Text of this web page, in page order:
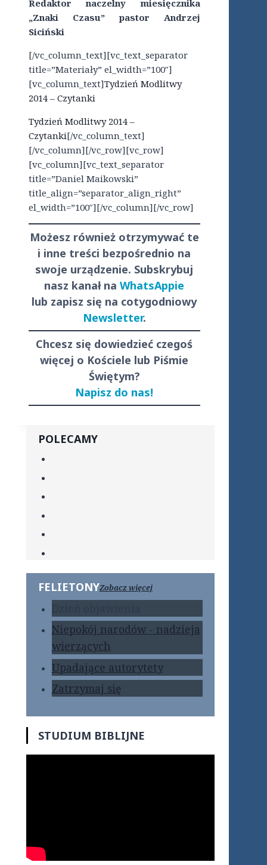
Redaktor naczelny miesięcznika
„Znaki Czasu” pastor Andrzej
Siciński
[/vc_column_text][vc_text_separator
title=”Materiały” el_width=”100″]
[vc_column_text]Tydzień Modlitwy
2014 – Czytanki
Tydzień Modlitwy 2014 –
Czytanki[/vc_column_text]
[/vc_column][/vc_row][vc_row]
[vc_column][vc_text_separator
title=”Daniel Maikowski”
title_align=”separator_align_right”
el_width=”100″][/vc_column][/vc_row]
Możesz również otrzymywać te
i inne treści bezpośrednio na
swoje urządzenie. Subskrybuj
nasz kanał naWhatsAppie
lub zapisz się na cotygodniowy
Newsletter.
Chcesz się dowiedzieć czegoś
więcej o Kościele lub Piśmie
Świętym?
Napisz do nas!
POLECAMY
FELIETONYZobacz więcej
Niepokój narodów - nadzieja
wierzących
Upadające autorytety
Zatrzymaj się
STUDIUM BIBLIJNE